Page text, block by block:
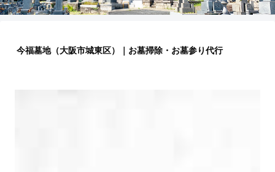
今福墓地（大阪市城東区）｜お墓掃除・お墓参り代行